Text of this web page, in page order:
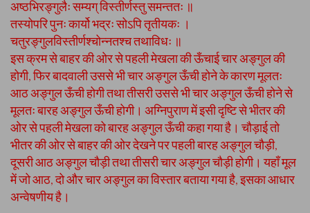
अष्ठभिरङ्गुलैः सम्यग् विस्तीर्णस्तु समन्ततः ॥
तस्योपरि पुनः कार्यो भद्रः सोऽपि तृतीयकः ।
चतुरङ्गुलविस्तीर्णश्चोन्नतश्च तथाविधः ॥
इस क्रम से बाहर की ओर से पहली मेखला की ऊँचाई चार अङ्गुल की
होगी, फिर बादवाली उससे भी चार अङ्गुल ऊँची होने के कारण मूलतः
आठ अङ्गुल ऊँची होगी तथा तीसरी उससे भी चार अङ्गुल ऊँची होने से
मूलतः बारह अङ्गुल ऊँची होगी। अग्निपुराण में इसी दृष्टि से भीतर की
ओर से पहली मेखला को बारह अङ्गुल ऊँची कहा गया है। चौड़ाई तो
भीतर की ओर से बाहर की ओर देखने पर पहली बारह अङ्गुल चौड़ी,
दूसरी आठ अङ्गुल चौड़ी तथा तीसरी चार अङ्गुल चौड़ी होगी। यहाँ मूल
में जो आठ, दो और चार अङ्गुल का विस्तार बताया गया है, इसका आधार
अन्वेषणीय है।